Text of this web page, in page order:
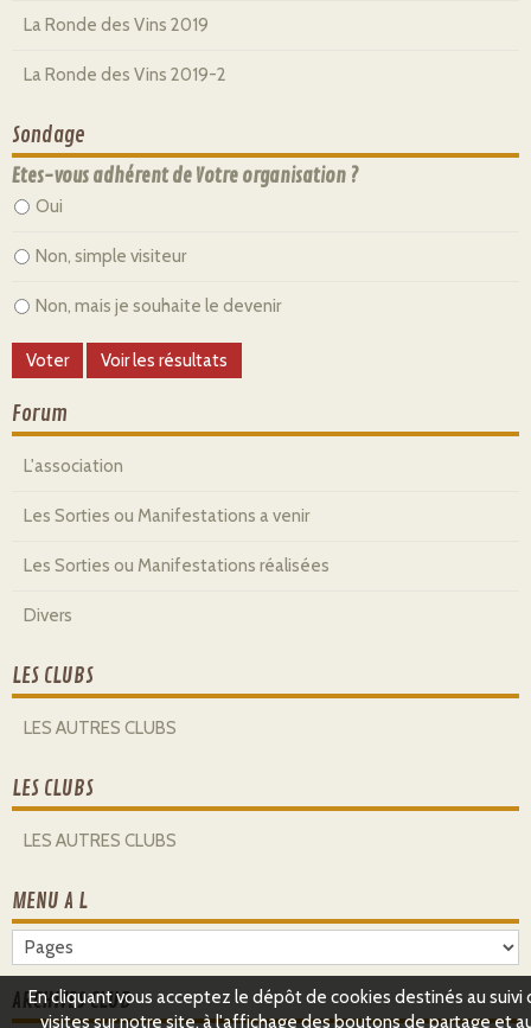
La Ronde des Vins 2019
La Ronde des Vins 2019-2
Sondage
Etes-vous adhérent de Votre organisation ?
Oui
Non, simple visiteur
Non, mais je souhaite le devenir
Forum
L'association
Les Sorties ou Manifestations a venir
Les Sorties ou Manifestations réalisées
Divers
LES CLUBS
LES AUTRES CLUBS
LES CLUBS
LES AUTRES CLUBS
MENU A L
ARCHIVES CLUB
En cliquant vous acceptez le dépôt de cookies destinés au suivi
visites sur notre site, à l'affichage des boutons de partage et